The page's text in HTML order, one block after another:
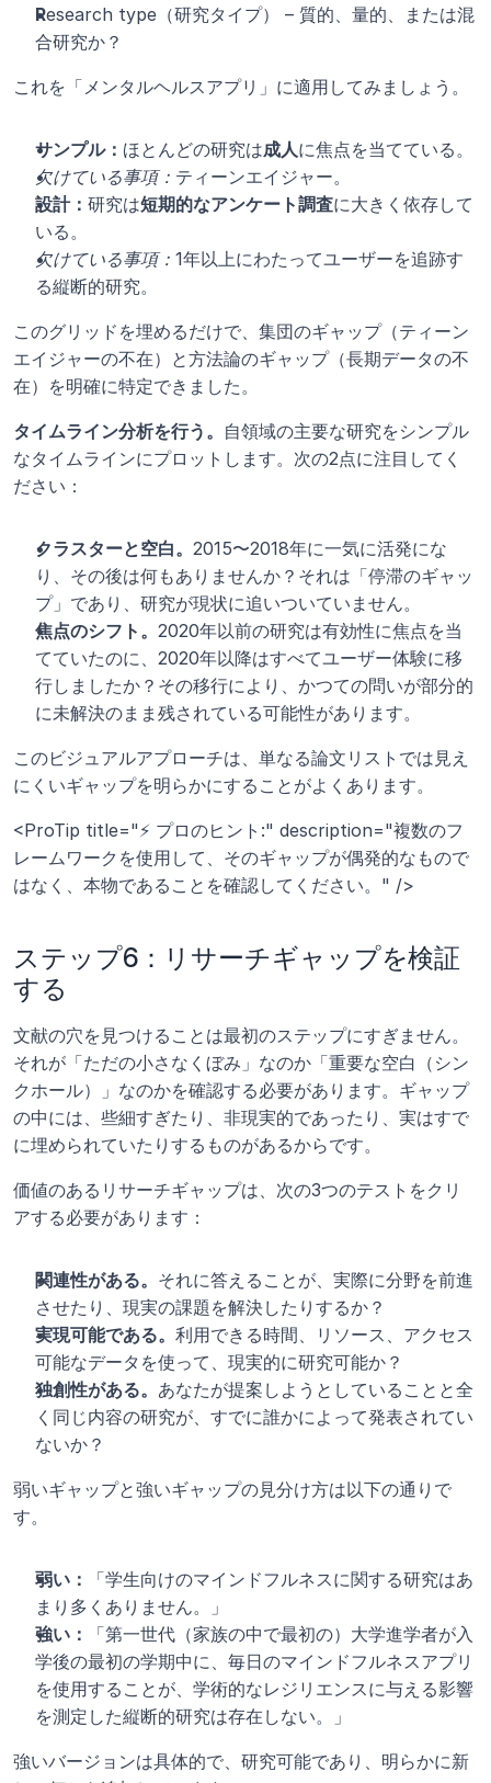
Research type（研究タイプ） – 質的、量的、または混
合研究か？
これを「メンタルヘルスアプリ」に適用してみましょう。
サンプル： ほとんどの研究は成人に焦点を当てている。
欠けている事項： ティーンエイジャー。
設計： 研究は短期的なアンケート調査に大きく依存して
いる。
欠けている事項： 1年以上にわたってユーザーを追跡す
る縦断的研究。
このグリッドを埋めるだけで、集団のギャップ（ティーン
エイジャーの不在）と方法論のギャップ（長期データの不
在）を明確に特定できました。
タイムライン分析を行う。 自領域の主要な研究をシンプル
なタイムラインにプロットします。次の2点に注目してく
ださい：
クラスターと空白。 2015〜2018年に一気に活発にな
り、その後は何もありませんか？それは「停滞のギャッ
プ」であり、研究が現状に追いついていません。
焦点のシフト。 2020年以前の研究は有効性に焦点を当
てていたのに、2020年以降はすべてユーザー体験に移
行しましたか？その移行により、かつての問いが部分的
に未解決のまま残されている可能性があります。
このビジュアルアプローチは、単なる論文リストでは見え
にくいギャップを明らかにすることがよくあります。
<ProTip title="⚡ プロのヒント:" description="複数のフ
レームワークを使用して、そのギャップが偶発的なもので
はなく、本物であることを確認してください。" />
ステップ6：リサーチギャップを検証
する
文献の穴を見つけることは最初のステップにすぎません。
それが「ただの小さなくぼみ」なのか「重要な空白（シン
クホール）」なのかを確認する必要があります。ギャップ
の中には、些細すぎたり、非現実的であったり、実はすで
に埋められていたりするものがあるからです。
価値のあるリサーチギャップは、次の3つのテストをクリ
アする必要があります：
関連性がある。 それに答えることが、実際に分野を前進
させたり、現実の課題を解決したりするか？
実現可能である。 利用できる時間、リソース、アクセス
可能なデータを使って、現実的に研究可能か？
独創性がある。 あなたが提案しようとしていることと全
く同じ内容の研究が、すでに誰かによって発表されてい
ないか？
弱いギャップと強いギャップの見分け方は以下の通りで
す。
弱い：
「学生向けのマインドフルネスに関する研究はあ
まり多くありません。」
強い：
「第一世代（家族の中で最初の）大学進学者が入
学後の最初の学期中に、毎日のマインドフルネスアプリ
を使用することが、学術的なレジリエンスに与える影響
を測定した縦断的研究は存在しない。」
強いバージョンは具体的で、研究可能であり、明らかに新